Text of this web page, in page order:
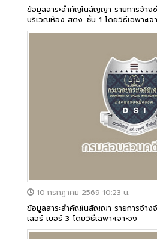
ข้อมูลสาระสำคัญในสัญญา รายการจ้าง
บริเวณห้อง สตง. ชั้น 1 โดยวิธีเฉพาะเจ
10 กรกฎาคม 2569 10:23 น.
ข้อมูลสาระสำคัญในสัญญา รายการจ้าง
เลอร์ เบอร์ 3 โดยวิธีเฉพาะเจาะจง